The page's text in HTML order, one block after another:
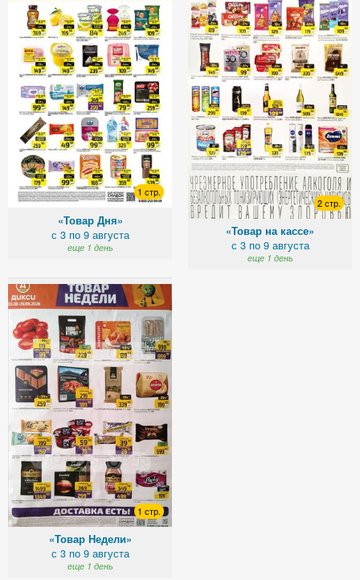
1 стр.
«Товар Дня»
с 3 по 9 августа
еще 1 день
2 стр.
«Товар на кассе»
с 3 по 9 августа
еще 1 день
1 стр.
«Товар Недели»
с 3 по 9 августа
еще 1 день